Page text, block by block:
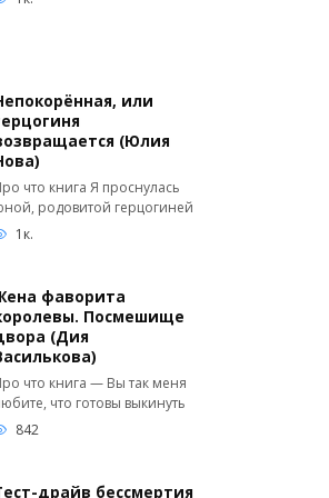
или
(Юлия
что книга Я проснулась
родовитой герцогиней
1к.
фаворита
Посмешище
(Дия
что книга — Вы так меня
что готовы выкинуть
842
драйв бессмертия